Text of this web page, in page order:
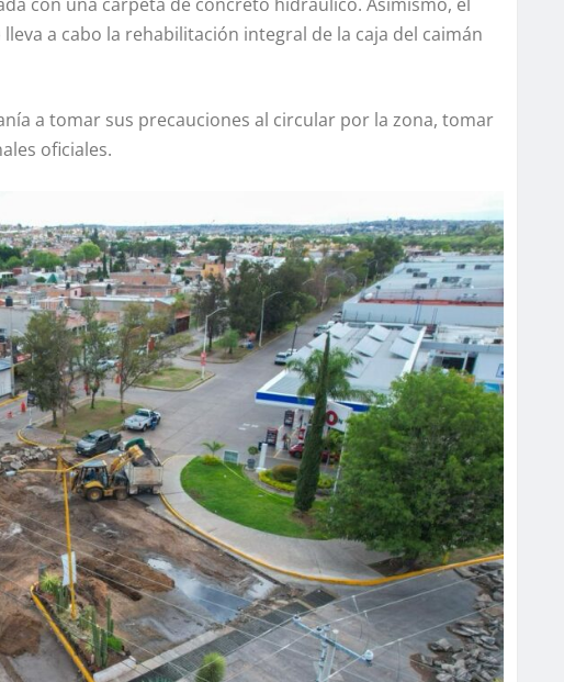
a cabo la rehabilitación integral de la caja del caimán
a tomar sus precauciones al circular por la zona, tomar
oficiales.